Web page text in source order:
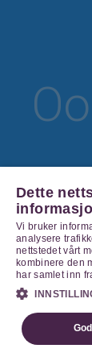
Dette
Vi bruker
analysere
nettstedet vårt
kombinere den
har samlet inn